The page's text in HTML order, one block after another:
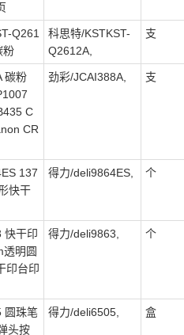
Q261
粉
科思特/KSTKST-
Q2612A,
支
碳粉
C
CR
劲彩/JCAI388A, 支
137
快干
得力/deli9864ES, 个
快干印
明圆
印台印
得力/deli9863, 个
圆珠笔
头按
得力/deli6505, 盒